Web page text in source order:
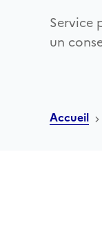
Service
un
Accueil